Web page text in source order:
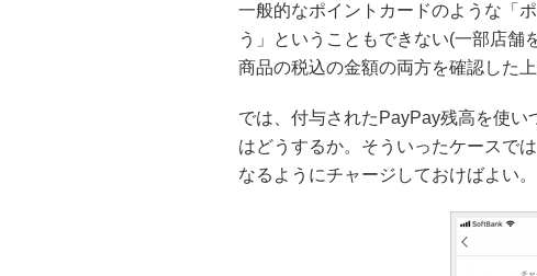
一般的なポイントカードのような「
う」ということもできない(一部店舗
商品の税込の金額の両方を確認した
では、付与されたPayPay残高を使い
はどうするか。そういったケースで
なるようにチャージしておけばよい。